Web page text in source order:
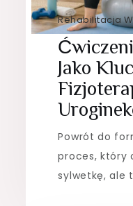
Rehabilitacja
Jako
Powrót do
proces, który
sylwetkę, ale